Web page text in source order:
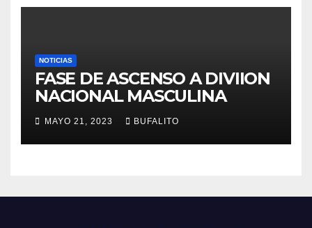
NOTICIAS
FASE DE ASCENSO A DIVIION
NACIONAL MASCULINA
MAYO 21, 2023 BUFALITO